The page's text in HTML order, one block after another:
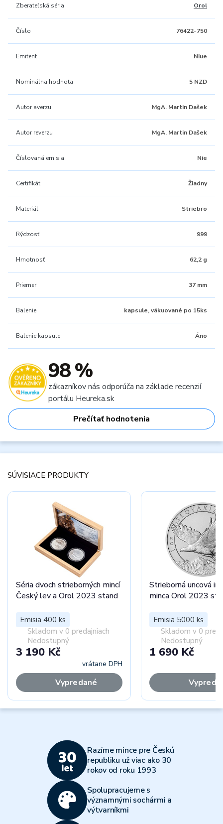
Zberateľská séria Orol
Číslo 76422-750
Emitent Niue
Nominálna hodnota 5 NZD
Autor averzu MgA. Martin Dašek
Autor reverzu MgA. Martin Dašek
Číslovaná emisia Nie
Certifikát Žiadny
Materiál Striebro
Rýdzosť 999
Hmotnosť 62,2 g
Priemer 37 mm
Balenie kapsule, vákuované po 15ks
Balenie kapsule Áno
98 %
zákazníkov nás odporúča na základe recenzií
portálu Heureka.sk
Prečítať hodnotenia
SÚVISIACE PRODUKTY
Séria dvoch strieborných mincí
Český lev a Orol 2023 stand
Emisia 400 ks
Skladom v 0 predajniach
Nedostupný
3 190 Kč
vrátane DPH
Vypredané
Strieborná uncová
minca Orol 2023
Emisia 5000 ks
Skladom v 0
Nedostupný
1 690 Kč
Razíme mince pre Českú
republiku už viac ako 30
rokov od roku 1993
Spolupracujeme s
významnými sochármi a
výtvarníkmi